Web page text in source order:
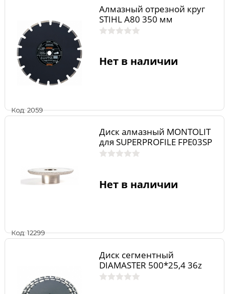
Код: 2059
Алмазный отрезной круг
STIHL А80 350 мм
Нет в наличии
Код: 12299
Диск алмазный MONTOLIT
для SUPERPROFILE FPE03SP
Нет в наличии
Диск сегментный
DIAMASTER 500*25,4 36z